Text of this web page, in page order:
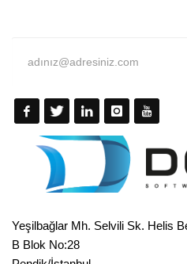
Yeşilbağlar Mh. Selvili Sk. Helis
B Blok No:28